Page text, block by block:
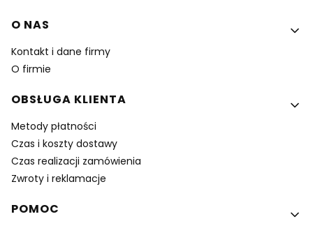
Linki w stopce
O NAS
Kontakt i dane firmy
O firmie
OBSŁUGA KLIENTA
Metody płatności
Czas i koszty dostawy
Czas realizacji zamówienia
Zwroty i reklamacje
POMOC